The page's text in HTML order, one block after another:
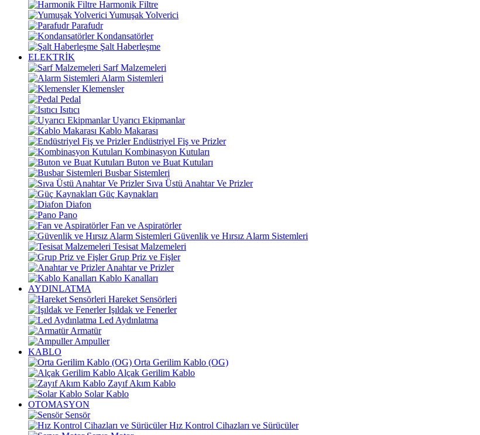
Harmonik Filtre
Yumuşak Yolverici
Parafudr
Kondansatörler
Şalt Haberleşme
ELEKTRİK
Sarf Malzemeleri
Alarm Sistemleri
Klemensler
Pedal
Isıtıcı
Uyarıcı Ekipmanlar
Kablo Makarası
Endüstriyel Fiş ve Prizler
Kombinasyon Kutuları
Buton ve Buat Kutuları
Busbar Sistemleri
Sıva Üstü Anahtar Ve Prizler
Güç Kaynakları
Diafon
Pano
Fan ve Aspiratörler
Güvenlik ve Hırsız Alarm Sistemleri
Tesisat Malzemeleri
Grup Priz ve Fişler
Anahtar ve Prizler
Kablo Kanalları
AYDINLATMA
Hareket Sensörleri
Işıldak ve Fenerler
Led Aydınlatma
Armatür
Ampuller
KABLO
Orta Gerilim Kablo (OG)
Alçak Gerilim Kablo
Zayıf Akım Kablo
Solar Kablo
OTOMASYON
Sensör
Hız Kontrol Cihazları ve Sürücüler